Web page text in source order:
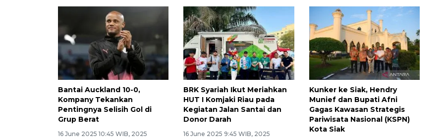
Bantai Auckland 10-0,
Kompany Tekankan
Pentingnya Selisih Gol di
Grup Berat
16 June 2025 10:45 WIB, 2025
BRK Syariah Ikut Meriahkan
HUT I Komjaki Riau pada
Kegiatan Jalan Santai dan
Donor Darah
16 June 2025 9:45 WIB, 2025
Kunker ke Siak, Hendry
Munief dan Bupati Afni
Gagas Kawasan Strategis
Pariwisata Nasional (KSPN)
Kota Siak